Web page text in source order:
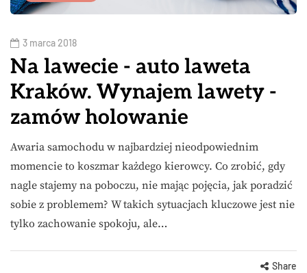
3 marca 2018
Na lawecie - auto laweta
Kraków. Wynajem lawety -
zamów holowanie
Awaria samochodu w najbardziej nieodpowiednim
momencie to koszmar każdego kierowcy. Co zrobić, gdy
nagle stajemy na poboczu, nie mając pojęcia, jak poradzić
sobie z problemem? W takich sytuacjach kluczowe jest nie
tylko zachowanie spokoju, ale…
Share